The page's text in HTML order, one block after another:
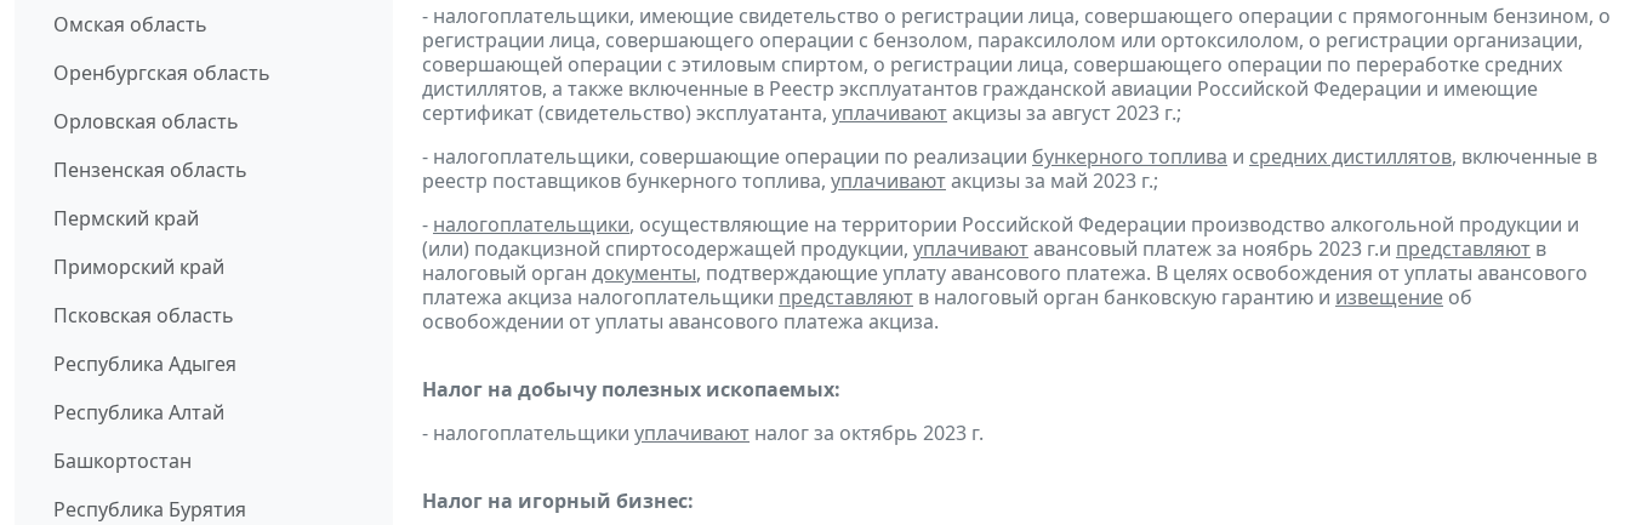
Омская область
Оренбургская область
Орловская область
Пензенская область
Пермский край
Приморский край
Псковская область
Республика Адыгея
Республика Алтай
Башкортостан
Республика Бурятия
- налогоплательщики, имеющие свидетельство о регистрации лица, совершающего операции с прямогонным бензином, о
регистрации лица, совершающего операции с бензолом, параксилолом или ортоксилолом, о регистрации организации,
совершающей операции с этиловым спиртом, о регистрации лица, совершающего операции по переработке средних
дистиллятов, а также включенные в Реестр эксплуатантов гражданской авиации Российской Федерации и имеющие
сертификат (свидетельство) эксплуатанта, уплачиваютакцизы за август 2023 г.;
- налогоплательщики, совершающие операции по реализации бункерного топлива и средних дистиллятов, включенные в
реестр поставщиков бункерного топлива, уплачиваютакцизы за май 2023 г.;
- налогоплательщики, осуществляющие на территории Российской Федерации производство алкогольной продукции и
(или) подакцизной спиртосодержащей продукции, уплачиваютавансовый платеж за ноябрь 2023 г.и представляют в
налоговый орган документы, подтверждающие уплату авансового платежа. В целях освобождения от уплаты авансового
платежа акциза налогоплательщики представляют в налоговый орган банковскую гарантию и извещение об
освобождении от уплаты авансового платежа акциза.
Налог на добычу полезных ископаемых:
- налогоплательщики уплачивают налог за октябрь 2023 г.
Налог на игорный бизнес: